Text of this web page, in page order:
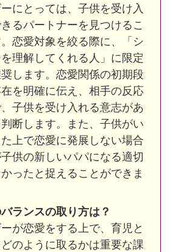
にとっては、子供を受け入
るパートナーを見つけるこ
恋愛対象を絞る際に、「シ
理解してくれる人」に限定
します。恋愛関係の初期段
を明確に伝え、相手の反応
子供を受け入れる意志があ
断します。また、子供がい
上で恋愛に発展しない場合
供の新しいパパになる適切
ったと捉えることができま
ランスの取り方は？
が恋愛をする上で、育児と
のように取るかは重要な課